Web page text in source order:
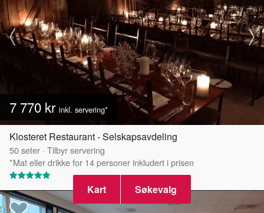
7 770 kr inkl. servering*
Klosteret Restaurant - Selskapsavdeling
50seter · Tilbyr servering
*Mat eller drikke for 14 personer inkludert i prisen
Kart Søkevalg